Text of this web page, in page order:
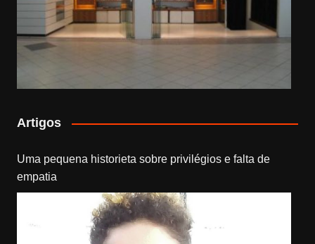
Artigos
Uma pequena historieta sobre privilégios e falta de
empatia